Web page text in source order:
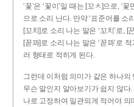
‘꽃’은 ‘꽃이’일 때는 [꼬ㅊ]으로, ‘
으로 소리 난다. 만약 ‘표준어를 소
[꼬치]로 소리 나는 말은 ‘꼬치’로, [
[꼳꽈]로 소리 나는 말은 ‘꼳꽈’로
러 형태로 적히게 된다.
그런데 이처럼 의미가 같은 하나의
무슨 말인지 알아보기가 쉽지 않
나로 고정하여 일관되게 적어야 의